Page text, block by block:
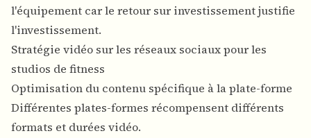
l'équipement car le retour sur investissement justifie
l'investissement.
Stratégie vidéo sur les réseaux sociaux pour les
studios de fitness
Optimisation du contenu spécifique à la plate-forme
Différentes plates-formes récompensent différents
formats et durées vidéo.